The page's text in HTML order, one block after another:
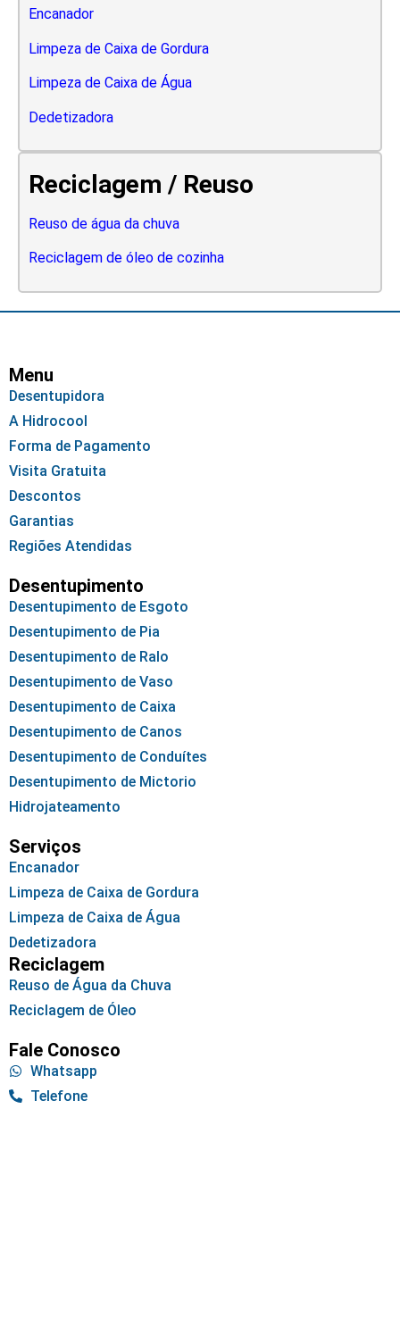
Encanador
Limpeza de Caixa de Gordura
Limpeza de Caixa de Água
Dedetizadora
Reciclagem / Reuso
Reuso de água da chuva
Reciclagem de óleo de cozinha
Menu
Desentupidora
A Hidrocool
Forma de Pagamento
Visita Gratuita
Descontos
Garantias
Regiões Atendidas
Desentupimento
Desentupimento de Esgoto
Desentupimento de Pia
Desentupimento de Ralo
Desentupimento de Vaso
Desentupimento de Caixa
Desentupimento de Canos
Desentupimento de Conduítes
Desentupimento de Mictorio
Hidrojateamento
Serviços
Encanador
Limpeza de Caixa de Gordura
Limpeza de Caixa de Água
Dedetizadora
Reciclagem
Reuso de Água da Chuva
Reciclagem de Óleo
Fale Conosco
Whatsapp
Telefone